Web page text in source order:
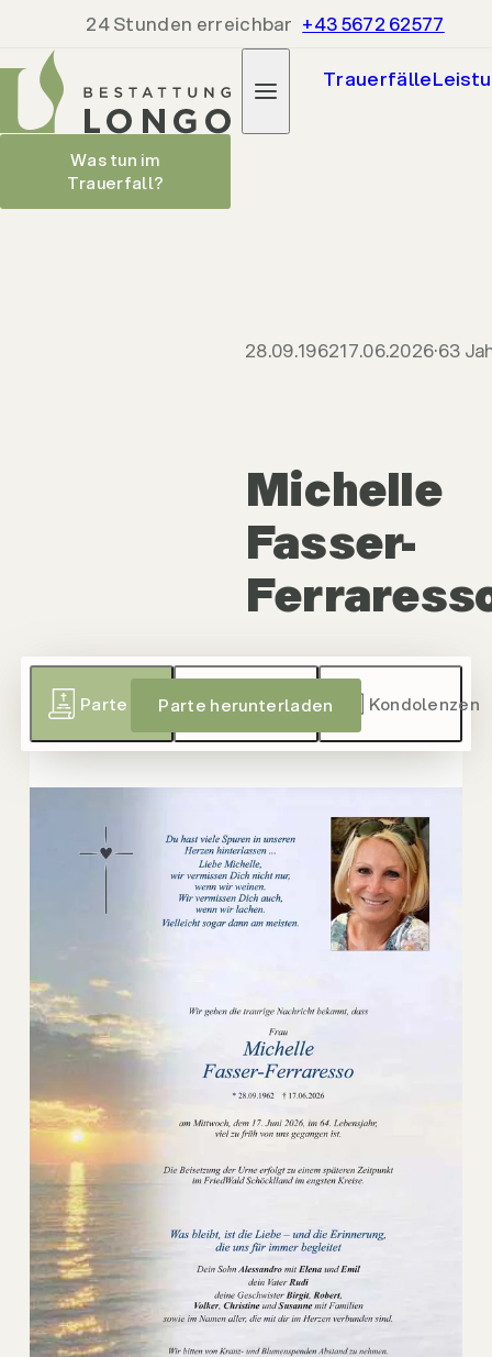
24 Stunden erreichbar +43 5672 62577
Trauerfälle
Was tun im
Trauerfall?
28.09.1962
Michelle Fasser-Ferraresso
28.09.196217.06.2026 63
Michelle
Fasser-
Parte Gedenkkerzen Kondolenzen
Parte herunterladen